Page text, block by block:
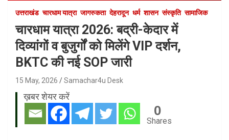
उत्तराखंड चारधाम यात्रा जागरुकता देहरादून धर्म शासन संस्कृति सामाजिक
चारधाम यात्रा 2026: बद्री-केदार में
दिव्यांगों व बुजुर्गों को मिलेंगे VIP दर्शन,
BKTC की नई SOP जारी
15 May, 2026 Samachar4u Desk
ख़बर शेयर करें
0
Shares